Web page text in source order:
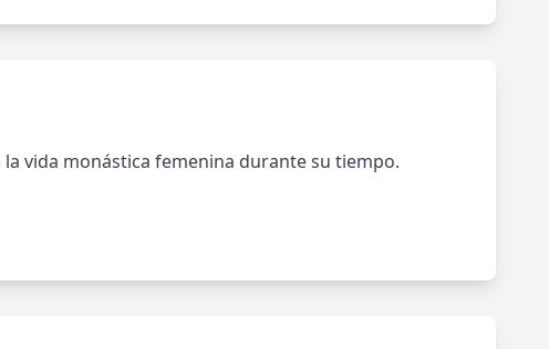
vida monástica femenina durante su tiempo.